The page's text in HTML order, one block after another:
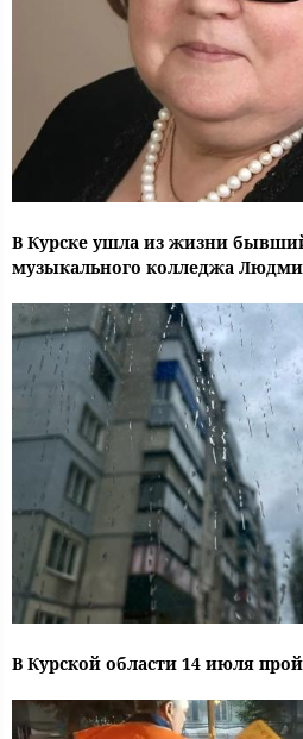
В Курске ушла из жизни
музыкального колледжа
В Курской области 14 июля